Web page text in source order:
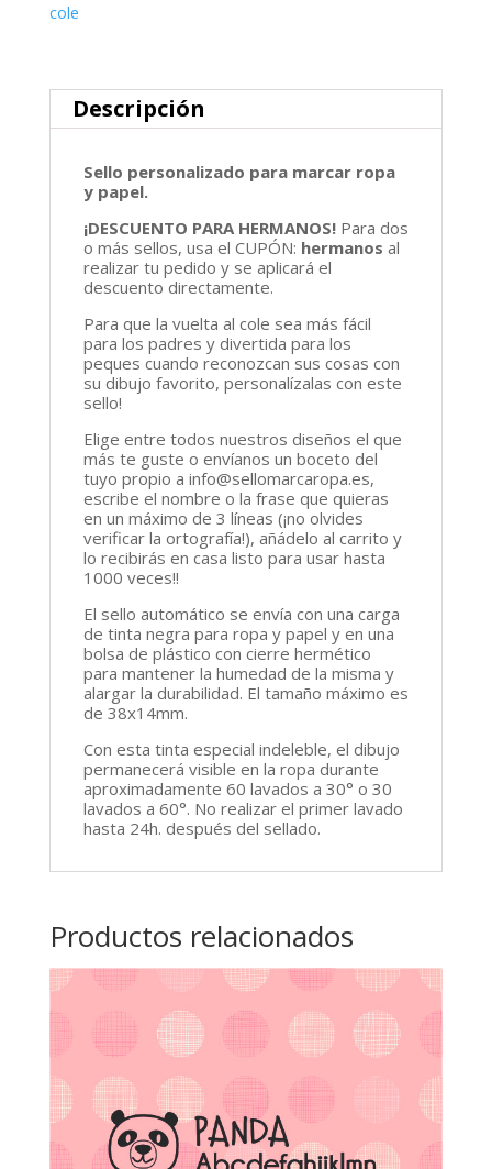
cole
Descripción
Sello personalizado para marcar ropa
y papel.
¡DESCUENTO PARA HERMANOS!Para dos
o más sellos, usa el CUPÓN: hermanos al
realizar tu pedido y se aplicará el
descuento directamente.
Para que la vuelta al cole sea más fácil
para los padres y divertida para los
peques cuando reconozcan sus cosas con
su dibujo favorito, personalízalas con este
sello!
Elige entre todos nuestros diseños el que
más te guste o envíanos un boceto del
tuyo propio a info@sellomarcaropa.es,
escribe el nombre o la frase que quieras
en un máximo de 3 líneas (¡no olvides
verificar la ortografía!), añádelo al carrito y
lo recibirás en casa listo para usar hasta
1000 veces!!
El sello automático se envía con una carga
de tinta negra para ropa y papel y en una
bolsa de plástico con cierre hermético
para mantener la humedad de la misma y
alargar la durabilidad. El tamaño máximo es
de 38x14mm.
Con esta tinta especial indeleble, el dibujo
permanecerá visible en la ropa durante
aproximadamente 60 lavados a 30° o 30
lavados a 60°. No realizar el primer lavado
hasta 24h. después del sellado.
Productos relacionados